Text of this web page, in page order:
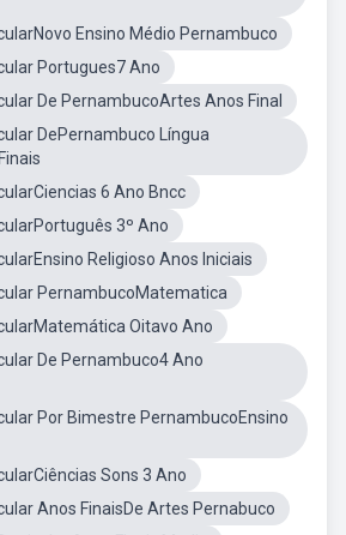
Ensino Médio Pernambuco
Portugues7 Ano
De PernambucoArtes Anos Final
DePernambuco Língua
6 Ano Bncc
3º Ano
Religioso Anos Iniciais
PernambucoMatematica
Oitavo Ano
De Pernambuco4 Ano
Por Bimestre PernambucoEnsino
Sons 3 Ano
Anos FinaisDe Artes Pernabuco